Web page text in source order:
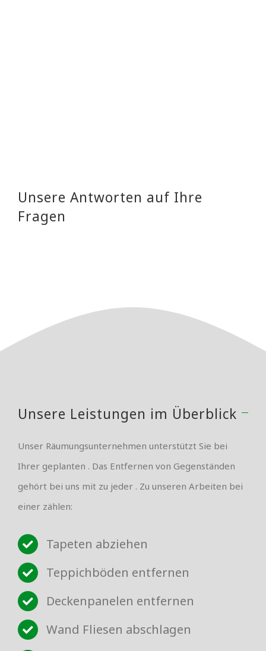
Unsere Antworten auf Ihre
Fragen
Unsere Leistungen im Überblick
Unser Räumungsunternehmen unterstützt Sie bei
Ihrer geplanten . Das Entfernen von Gegenständen
gehört bei uns mit zu jeder . Zu unseren Arbeiten bei
einer zählen:
Tapeten abziehen
Teppichböden entfernen
Deckenpanelen entfernen
Wand Fliesen abschlagen